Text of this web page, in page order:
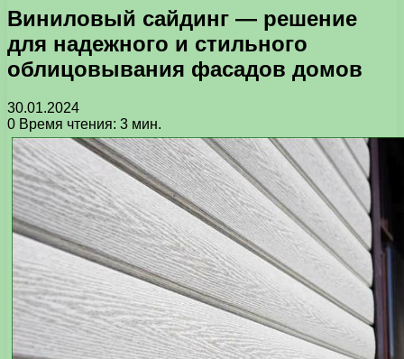
Виниловый сайдинг — решение
для надежного и стильного
облицовывания фасадов домов
30.01.2024
0 Время чтения: 3 мин.